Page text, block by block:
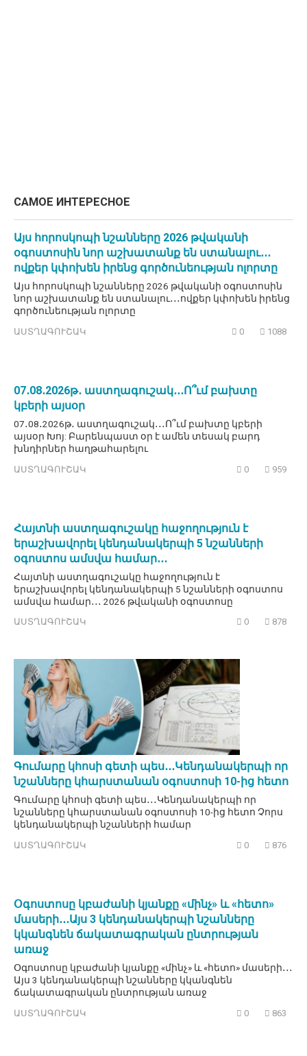
САМОЕ ИНТЕРЕСНОЕ
Այս հորոսկոպի նշանները 2026 թվականի
օգոստոսին նոր աշխատանք են ստանալու․․․
ովքեր կփոխեն իրենց գործունեության ոլորտը
Այս հորոսկոպի նշանները 2026 թվականի օգոստոսին
նոր աշխատանք են ստանալու․․․ովքեր կփոխեն իրենց
գործունեության ոլորտը
ԱՍՏՂԱԳՈՒՇԱԿ 0 1088
07․08․2026թ․ աստղագուշակ․․․Ո՞ւմ բախտը
կբերի այսօր
07․08․2026թ․ աստղագուշակ․․․Ո՞ւմ բախտը կբերի
այսօր Խոյ: Բարենպաստ օր է ամեն տեսակ բարդ
խնդիրներ հաղթահարելու
ԱՍՏՂԱԳՈՒՇԱԿ 0 959
Հայտնի աստղագուշակը հաջողություն է
երաշխավորել կենդանակերպի 5 նշանների
օգոստոս ամսվա համար․․․
Հայտնի աստղագուշակը հաջողություն է
երաշխավորել կենդանակերպի 5 նշանների օգոստոս
ամսվա համար․․․ 2026 թվականի օգոստոսը
ԱՍՏՂԱԳՈՒՇԱԿ 0 878
Գումարը կհոսի գետի պես․․․Կենդանակերպի որ
նշանները կհարստանան օգոստոսի 10-ից հետո
Գումարը կհոսի գետի պես․․․Կենդանակերպի որ
նշանները կհարստանան օգոստոսի 10-ից հետո Չորս
կենդանակերպի նշանների համար
ԱՍՏՂԱԳՈՒՇԱԿ 0 876
Օգոստոսը կբաժանի կյանքը «մինչ» և «հետո»
մասերի․․․Այս 3 կենդանակերպի նշանները
կկանգնեն ճակատագրական ընտրության
առաջ
Օգոստոսը կբաժանի կյանքը «մինչ» և «հետո» մասերի․․․
Այս 3 կենդանակերպի նշանները կկանգնեն
ճակատագրական ընտրության առաջ
ԱՍՏՂԱԳՈՒՇԱԿ 0 863